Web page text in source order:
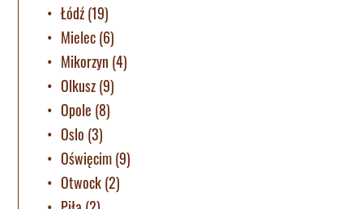
Łódź(19)
Mielec(6)
Mikorzyn (4)
Olkusz(9)
Opole (8)
Oslo (3)
Oświęcim(9)
Otwock(2)